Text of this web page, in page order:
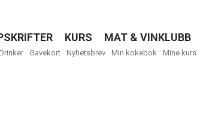
KURS MAT & VINKLUBB
Drinker Gavekort Nyhetsbrev Min kokebok Mine kurs